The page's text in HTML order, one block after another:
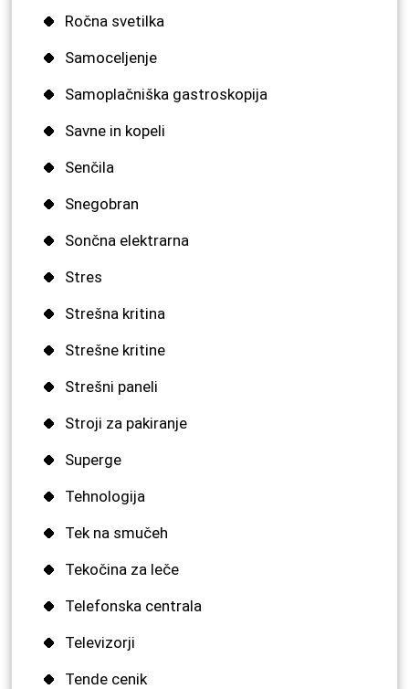
Ročna svetilka
Samoceljenje
Samoplačniška gastroskopija
Savne in kopeli
Senčila
Snegobran
Sončna elektrarna
Stres
Strešna kritina
Strešne kritine
Strešni paneli
Stroji za pakiranje
Superge
Tehnologija
Tek na smučeh
Tekočina za leče
Telefonska centrala
Televizorji
Tende cenik